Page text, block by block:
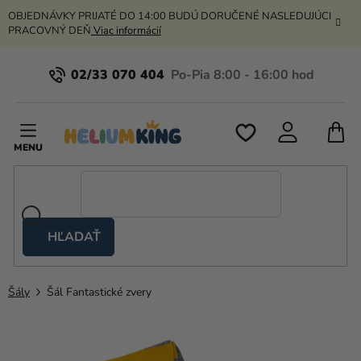
Prejsť
na
OBJEDNÁVKY PRIJATÉ DO 14:00 BUDÚ DORUČENÉ NASLEDUJÚCI
PRACOVNÝ DEŇ Viac informácií
02/33 070 404
HĽADAŤ
stany
Kanekalon
Šály Šál Fantastické zvery